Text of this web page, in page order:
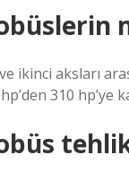
ikinci aksları
310